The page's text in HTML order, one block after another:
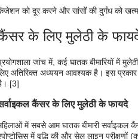
को दूर करने और सांसों की दुर्गंध को
के लिए मुलेठी के
जांच में, कई घातक बीमारियों में
अतिरिक्त अध्ययन आवश्यक है। इस प्रकार
[3]
कैंसर के लिए मुलेठी के फायदे
में सबसे आम घातक बीमारी सर्वाइकल
में वृद्धि की और सेल लाइन